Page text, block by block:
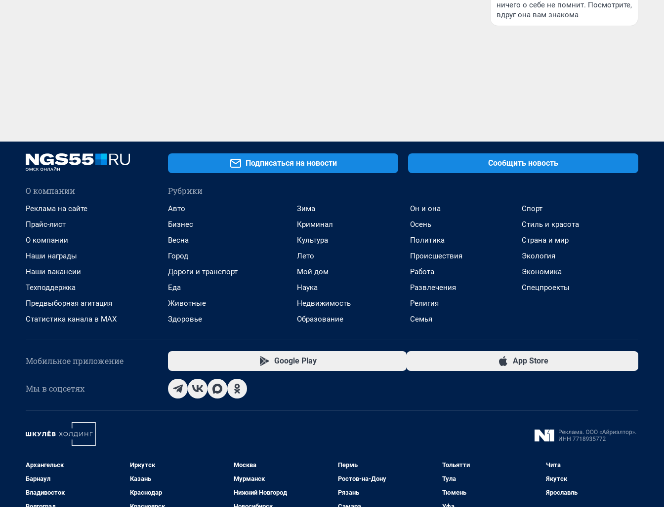
ничего о себе не помнит. Посмотрите,
вдруг она вам знакома
Подписаться на новости Сообщить новость
О компании
Реклама на сайте
Прайс-лист
О компании
Наши награды
Наши вакансии
Техподдержка
Предвыборная агитация
Статистика канала в MAX
Рубрики
Авто
Бизнес
Весна
Город
Дороги и транспорт
Еда
Животные
Здоровье
Зима
Криминал
Культура
Лето
Мой дом
Наука
Недвижимость
Образование
Он и она
Осень
Политика
Происшествия
Работа
Развлечения
Религия
Семья
Спорт
Стиль и красота
Страна и мир
Экология
Экономика
Спецпроекты
Мобильное приложение Google Play App Store
Мы в соцсетях
Архангельск
Барнаул
Владивосток
Иркутск
Казань
Краснодар
Москва
Мурманск
Нижний Новгород
Пермь
Ростов-на-Дону
Рязань
Тольятти
Тула
Тюмень
Чита
Якутск
Ярославль